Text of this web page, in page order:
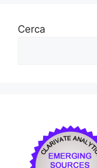
Cerca